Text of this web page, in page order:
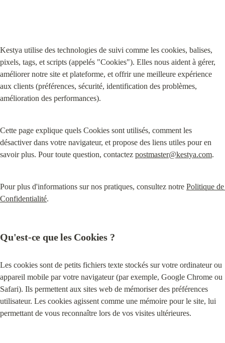
Kestya utilise des technologies de suivi comme les cookies, balises,
pixels, tags, et scripts (appelés "Cookies"). Elles nous aident à gérer,
améliorer notre site et plateforme, et offrir une meilleure expérience
aux clients (préférences, sécurité, identification des problèmes,
amélioration des performances).
Cette page explique quels Cookies sont utilisés, comment les
désactiver dans votre navigateur, et propose des liens utiles pour en
savoir plus. Pour toute question, contactez postmaster@kestya.com.
Pour plus d'informations sur nos pratiques, consultez notre Politique de
Confidentialité.
Qu'est-ce que les Cookies ?
Les cookies sont de petits fichiers texte stockés sur votre ordinateur ou
appareil mobile par votre navigateur (par exemple, Google Chrome ou
Safari). Ils permettent aux sites web de mémoriser des préférences
utilisateur. Les cookies agissent comme une mémoire pour le site, lui
permettant de vous reconnaître lors de vos visites ultérieures.